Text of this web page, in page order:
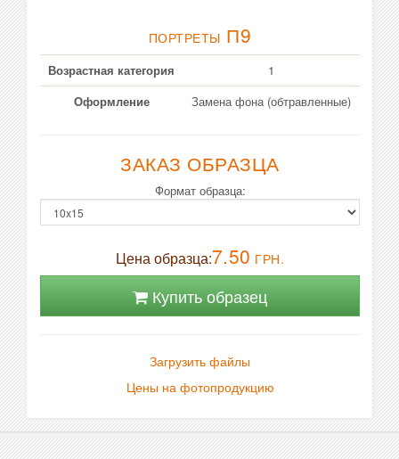
ПОРТРЕТЫ П9
Возрастная категория
1
Оформление
Замена фона (обтравленные)
ЗАКАЗ ОБРАЗЦА
Формат образца:
Цена образца:7.50 ГРН.
Купить образец
Загрузить файлы
Цены на фотопродукцию